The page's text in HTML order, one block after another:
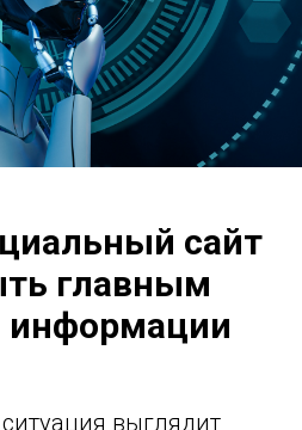
сайт
главным
информации
выглядит